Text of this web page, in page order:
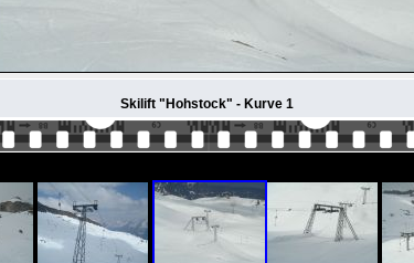
Skilift "Hohstock" - Kurve 1